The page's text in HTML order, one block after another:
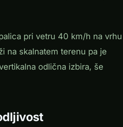
pri vetru 40 km/h na vrhu
na skalnatem terenu pa je
odlična izbira, še